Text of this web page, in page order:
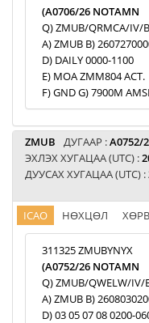
(A0706/26 NOTAMN
Q) ZMUB/QRMCA/IV/
A) ZMUB B)
D) DAILY 0000-1100
E) MOA ZMM804 ACT.
F) GND G) 7900M
ZMUB ДУГААР :A0752/
ЭХЛЭХ ХУГАЦАА (UTC) :
ДУУСАХ ХУГАЦАА (UTC) :
ICAO НӨХЦӨЛ
311325 ZMUBYNYX
(A0752/26 NOTAMN
Q) ZMUB/QWELW/
A) ZMUB B)
D) 03 05 07 08 0200-